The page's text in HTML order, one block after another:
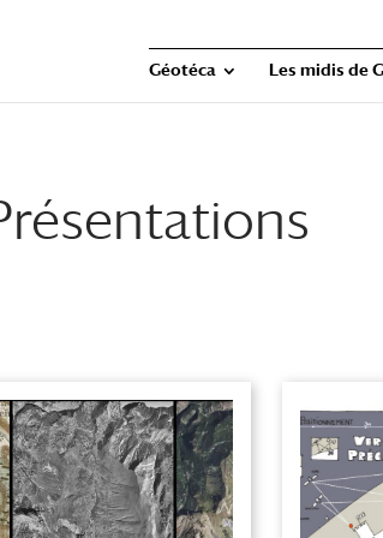
Géotéca Les midis de